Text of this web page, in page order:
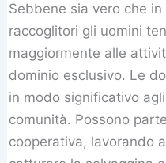
Sebbene sia vero che
raccoglitori gli uomini
maggiormente alle
dominio esclusivo. Le
in modo significativo
comunità. Possono
cooperativa, lavorando